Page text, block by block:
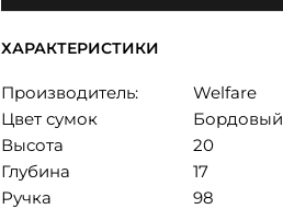
ХАРАКТЕРИСТИКИ
Производитель:
Welfare
Цвет сумок
Бордовый
Высота
20
Глубина
17
Ручка
98